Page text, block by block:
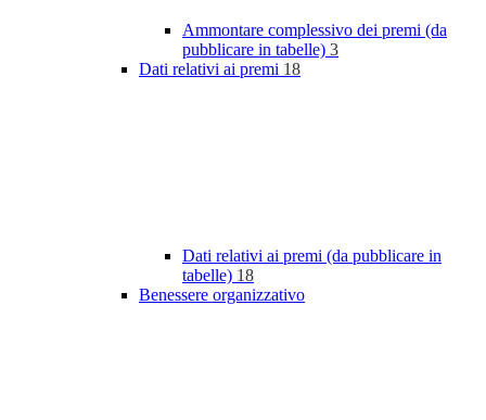
Ammontare complessivo dei premi (da
pubblicare in tabelle) 3
Dati relativi ai premi 18
Dati relativi ai premi (da pubblicare in
tabelle) 18
Benessere organizzativo